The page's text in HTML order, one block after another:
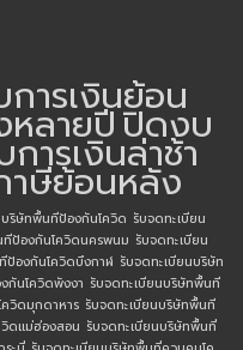
ารเงินย้อน
ลายปีปิดงบ
ารเงินล่าช้า
าษีย้อนหลัง
บริษัทพื้นทีป้องกันโควิด รับจดทะเบียน
ป้องกันโควิดนครพนม รับจดทะเบียน
ป้องกันโควิดบึงกาฬ รับจดทะเบียนบริษัท
กันโควิดพังงา รับจดทะเบียนบริษัทพื้นที
วิดมุกดาหาร รับจดทะเบียนบริษัทพื้นที
ดแม่ฮ่องสอน รับจดทะเบียนบริษัทพื้นที่